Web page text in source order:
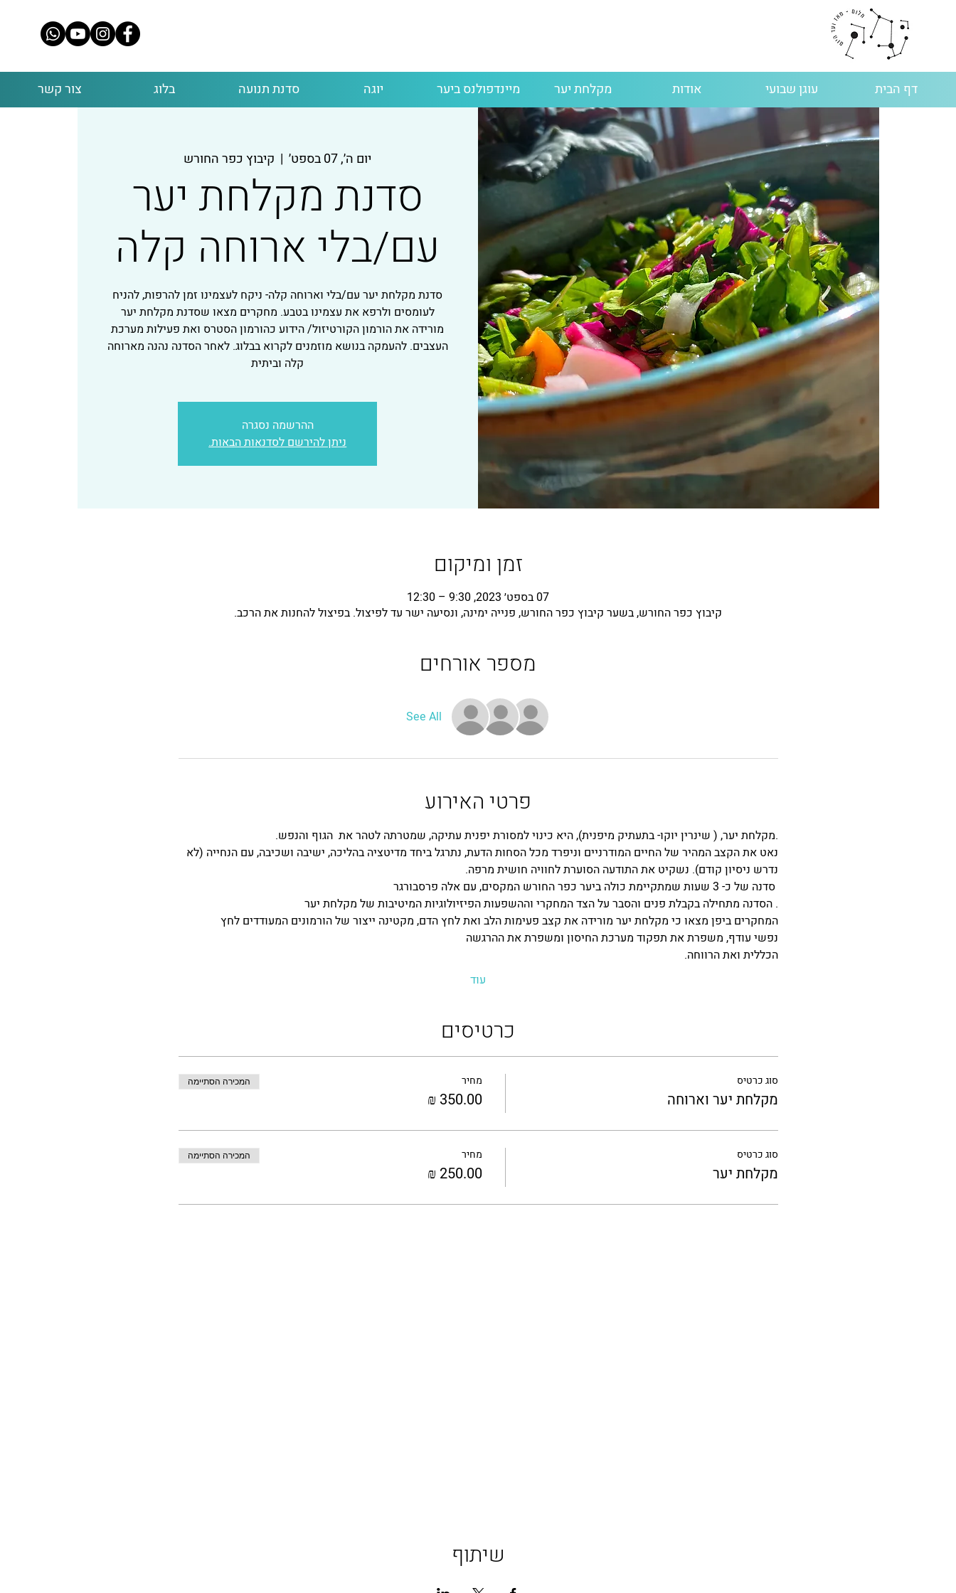
דף הבית עוגן שבועי אודות מקלחת יער מיינדפולנס ביער יוגה סדנת תנועה בלוג צור קשר
יום ה׳, 07 בספט׳
  |
קיבוץ כפר החורש
סדנת מקלחת יער
עם/בלי ארוחה קלה
סדנת מקלחת יער עם/בלי וארוחה קלה- ניקח לעצמינו זמן להרפות, להניח
לעומסים ולרפא את עצמינו בטבע. מחקרים מצאו שסדנת מקלחת יער
מורידה את הורמון הקורטיזול/ הידוע כהורמון הסטרס ואת פעילות מערכת
העצבים. להעמקה בנושא מוזמנים לקרוא בבלוג. לאחר הסדנה נהנה מארוחה
קלה וביתית
ההרשמה נסגרה
ניתן להירשם לסדנאות הבאות.
זמן ומיקום
07 בספט׳ 2023, 9:30 – 12:30
קיבוץ כפר החורש, בשער קיבוץ כפר החורש, פנייה ימינה, ונסיעה ישר עד לפיצול. בפיצול להחנות את הרכב.
מספר אורחים
See All
פרטי האירוע
.מקלחת יער, ( שינרין יוקו- בתעתיק מיפנית), היא כינוי למסורת יפנית עתיקה, שמטרתה לטהר את  הגוף והנפש.
נאט את הקצב המהיר של החיים המודרניים וניפרד מכל הסחות הדעת, נתרגל ביחד מדיטציה בהליכה, ישיבה ושכיבה, עם הנחייה (לא
נדרש ניסיון קודם). נשקיט את התודעה הסוערת לחוויה חושית מרפה.
סדנה של כ- 3 שעות שמתקיימת כולה ביער כפר החורש המקסים, עם אלה פרסבורגר
. הסדנה מתחילה בקבלת פנים והסבר על הצד המחקרי וההשפעות הפיזיולוגיות המיטיבות של מקלחת יער
המחקרים ביפן מצאו כי מקלחת יער מורידה את קצב פעימות הלב ואת לחץ הדם, מקטינה ייצור של הורמונים המעודדים לחץ
נפשי עודף, משפרת את תפקוד מערכת החיסון ומשפרת את ההרגשה
הכללית ואת הרווחה. ‏
עוד
כרטיסים
סוג כרטיס
מקלחת יער וארוחה
מחיר המכירה הסתיימה
סוג כרטיס
מקלחת יער
מחיר המכירה הסתיימה
שיתוף